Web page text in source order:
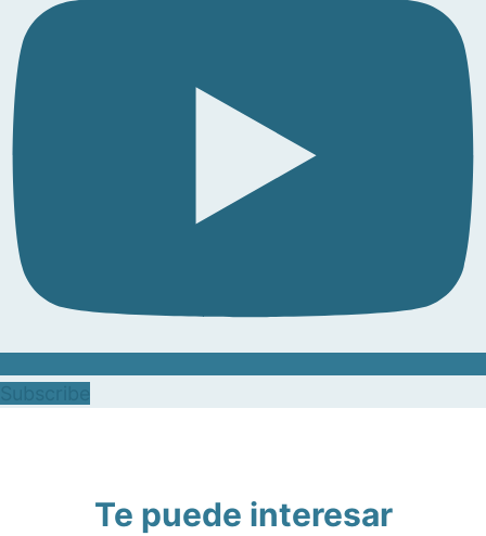
Te puede interesar